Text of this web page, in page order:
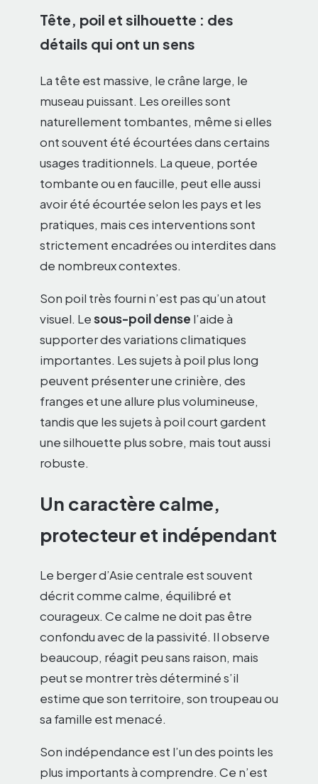
Tête, poil et silhouette : des
détails qui ont un sens
La tête est massive, le crâne large, le
museau puissant. Les oreilles sont
naturellement tombantes, même si elles
ont souvent été écourtées dans certains
usages traditionnels. La queue, portée
tombante ou en faucille, peut elle aussi
avoir été écourtée selon les pays et les
pratiques, mais ces interventions sont
strictement encadrées ou interdites dans
de nombreux contextes.
Son poil très fourni n’est pas qu’un atout
visuel. Lesous-poil dense l’aide à
supporter des variations climatiques
importantes. Les sujets à poil plus long
peuvent présenter une crinière, des
franges et une allure plus volumineuse,
tandis que les sujets à poil court gardent
une silhouette plus sobre, mais tout aussi
robuste.
Un caractère calme,
protecteur et indépendant
Le berger d’Asie centrale est souvent
décrit comme calme, équilibré et
courageux. Ce calme ne doit pas être
confondu avec de la passivité. Il observe
beaucoup, réagit peu sans raison, mais
peut se montrer très déterminé s’il
estime que son territoire, son troupeau ou
sa famille est menacé.
Son indépendance est l’un des points les
plus importants à comprendre. Ce n’est